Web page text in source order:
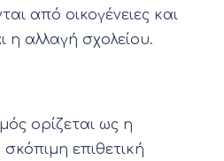
από οικογένειες και
η αλλαγή σχολείου.
ορίζεται ως η
επιθετική